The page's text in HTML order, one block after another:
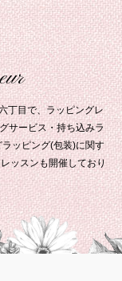
丁目で、ラッピングレ
サービス・持ち込みラ
ッピング(包装)に関す
ッスンも開催しており